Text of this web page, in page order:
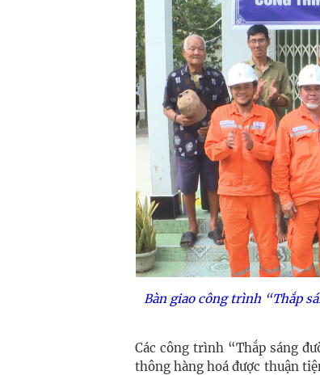
Bàn giao công trình “Thắp
Các công trình “Thắp sáng
thông hàng hoá được thuận